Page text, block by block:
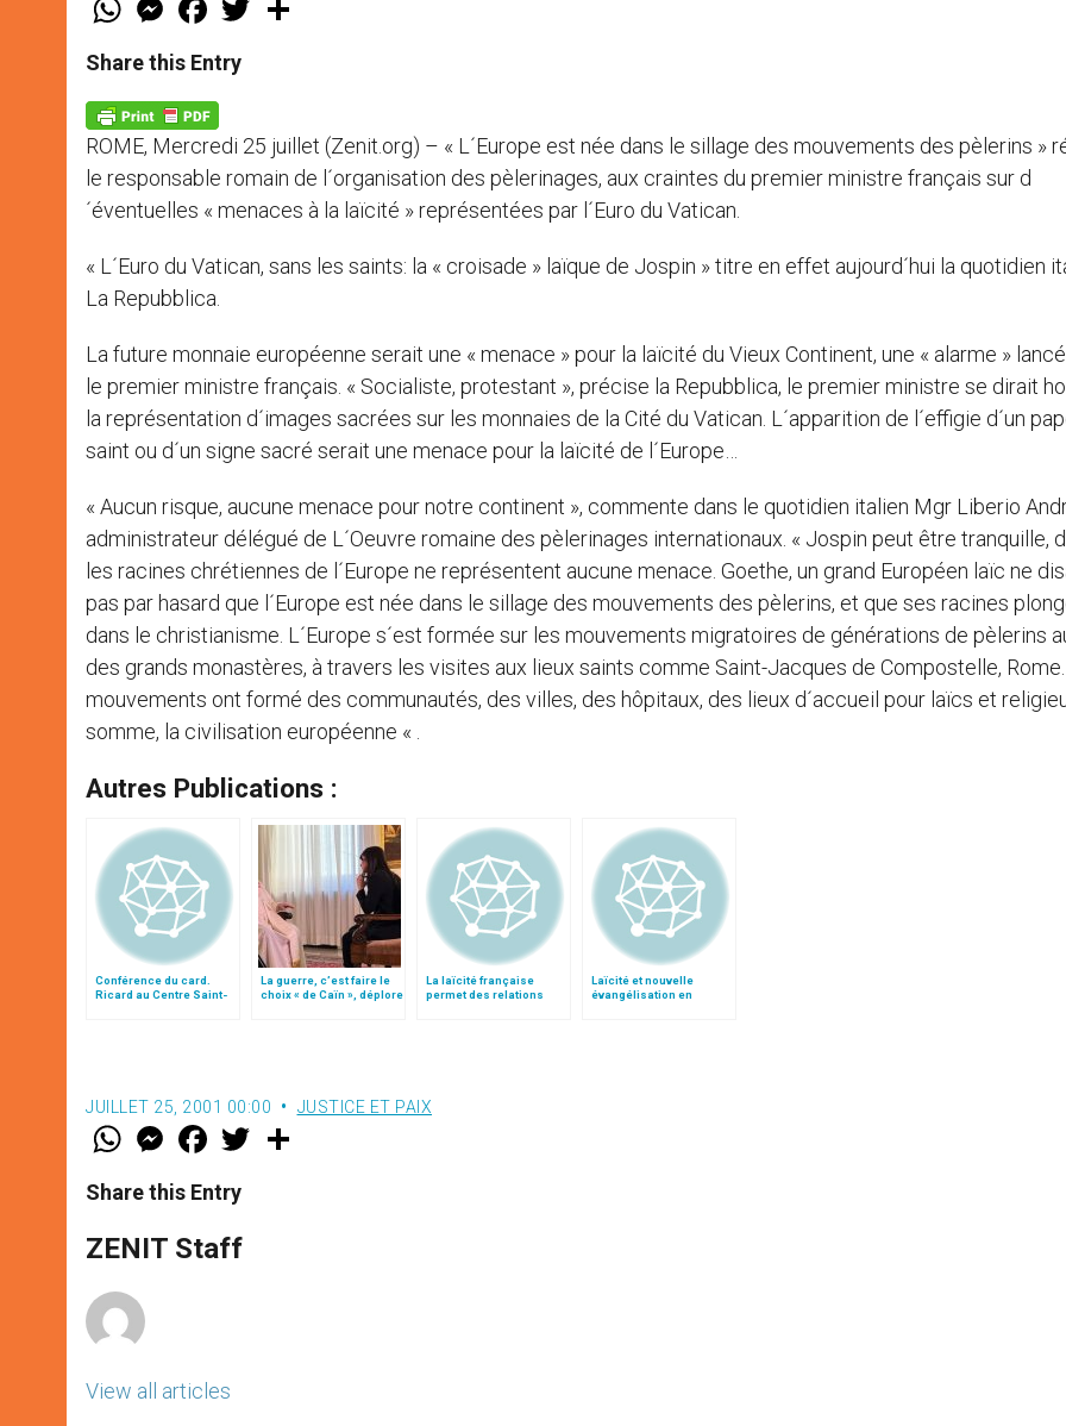
t
s
p
p
e
s
e
g
e
r
a
e
b
k
w
Share this Entry
ROME, Mercredi 25 juillet (Zenit.org) – « L´Europe est née dans le sillage des mouvements des pèlerins »
le responsable romain de l´organisation des pèlerinages, aux craintes du premier ministre français sur d
´éventuelles « menaces à la laïcité » représentées par l´Euro du Vatican.
« L´Euro du Vatican, sans les saints: la « croisade » laïque de Jospin » titre en effet aujourd´hui la quotidien
La Repubblica.
La future monnaie européenne serait une « menace » pour la laïcité du Vieux Continent, une « alarme »
le premier ministre français. « Socialiste, protestant », précise la Repubblica, le premier ministre se dirait
la représentation d´images sacrées sur les monnaies de la Cité du Vatican. L´apparition de l´effigie d´un
saint ou d´un signe sacré serait une menace pour la laïcité de l´Europe…
« Aucun risque, aucune menace pour notre continent », commente dans le quotidien italien Mgr Liberio
administrateur délégué de L´Oeuvre romaine des pèlerinages internationaux. « Jospin peut être tranquille,
les racines chrétiennes de l´Europe ne représentent aucune menace. Goethe, un grand Européen laïc ne
pas par hasard que l´Europe est née dans le sillage des mouvements des pèlerins, et que ses racines
dans le christianisme. L´Europe s´est formée sur les mouvements migratoires de générations de pèlerins
des grands monastères, à travers les visites aux lieux saints comme Saint-Jacques de Compostelle,
mouvements ont formé des communautés, des villes, des hôpitaux, des lieux d´accueil pour laïcs et
somme, la civilisation européenne « .
Autres Publications :
Conférence du card.
Ricard au Centre Saint-
La guerre, c’est faire le
choix « de Caïn », déplore
La laïcité française
permet des relations
Laïcité et nouvelle
évangélisation en
JUILLET 25, 2001 00:00 JUSTICE ET PAIX
W
t
s
p
p
M
e
s
e
g
e
F
a
e
b
o
k
w
Share this Entry
ZENIT Staff
View all articles